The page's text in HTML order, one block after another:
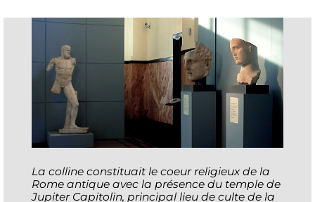
La colline constituait le coeur religieux de la
Rome antique avec la présence du temple de
Jupiter Capitolin, principal lieu de culte de la